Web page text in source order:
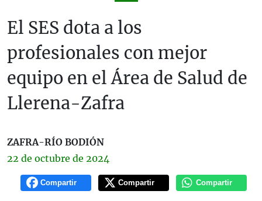
El SES dota a los
profesionales con mejor
equipo en el Área de Salud de
Llerena-Zafra
ZAFRA-RÍO BODIÓN
22 de octubre de 2024
Compartir Compartir Compartir